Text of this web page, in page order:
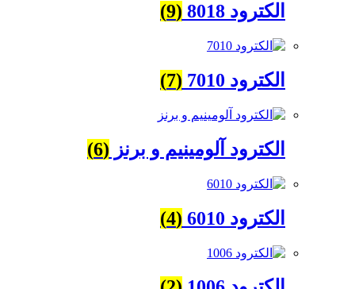
الکترود 8018 (9)
الکترود 7010 (7)
الکترود آلومینیم و برنز (6)
الکترود 6010 (4)